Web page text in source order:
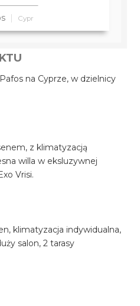
Cypr
na Cyprze, w dzielnicy
z klimatyzacją
willa w eksluzywnej
Vrisi.
klimatyzacja indywidualna,
salon, 2 tarasy